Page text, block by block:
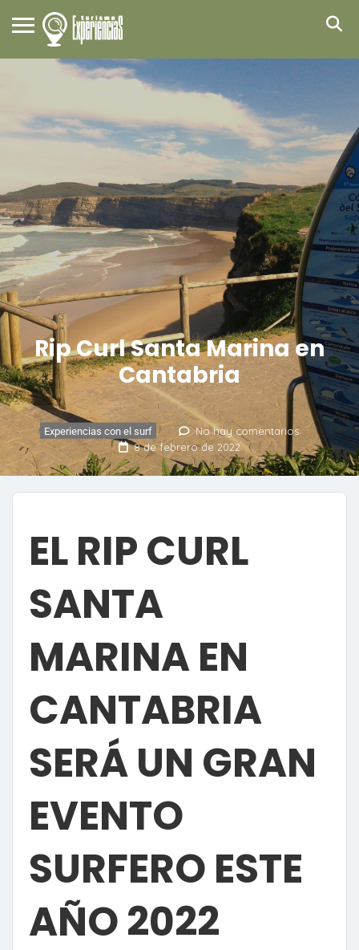
Rip Curl Santa Marina en
Cantabria
Experiencias con el surf
No hay comentarios
8 de febrero de 2022
EL RIP CURL
SANTA
MARINA EN
CANTABRIA
SERÁ UN GRAN
EVENTO
SURFERO ESTE
AÑO 2022